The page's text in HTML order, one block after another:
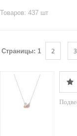
Товаров: 437 шт
Страницы: 1 2 3